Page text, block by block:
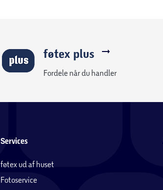
føtex plus
Fordele når du handler
Services
føtex ud af huset
Fotoservice